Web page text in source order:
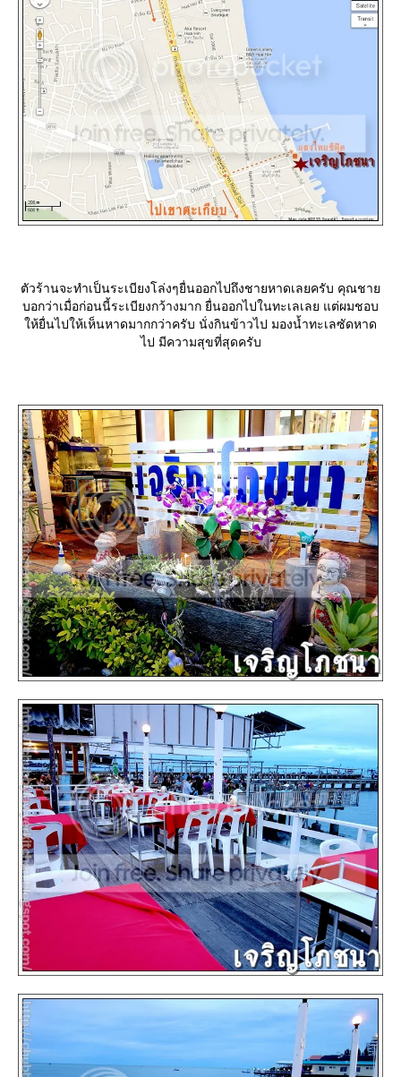
ตัวร้านจะทำเป็นระเบียงโล่งๆยื่นออกไปถึงชายหาดเลยครับ คุณชา
บอกว่าเมื่อก่อนนี้ระเบียงกว้างมาก ยื่นออกไปในทะเลเลย แต่ผมชอบ
ห้ยื่นไปให้เห็นหาดมากกว่าครับ นั่งกินข้าวไป มองน้ำทะเลซัดหาด
ไป มีความสุขที่สุดครับ